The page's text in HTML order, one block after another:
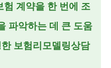
험 계약을 한 번에 조
파악하는 데 큰 도움
한 보험리모델링상담